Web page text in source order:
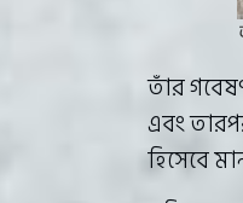
তাঁর
এবং
হিসেবে